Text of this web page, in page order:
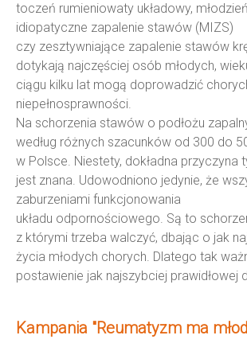
toczeń rumieniowaty układowy,
idiopatyczne zapalenie stawów (MIZS)
czy zesztywniające zapalenie stawów
dotykają najczęściej osób młodych,
ciągu kilku lat mogą doprowadzić
niepełnosprawności.
Na schorzenia stawów o podłożu
według różnych szacunków od 300 do
w Polsce. Niestety, dokładna przyczyna
jest znana. Udowodniono jedynie, że
zaburzeniami funkcjonowania
układu odpornościowego. Są to
z którymi trzeba walczyć, dbając o jak
życia młodych chorych. Dlatego tak
postawienie jak najszybciej prawidłowej
Kampania "Reumatyzm ma